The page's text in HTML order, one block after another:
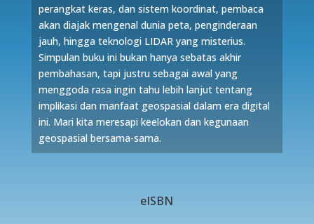
perangkat keras, dan sistem koordinat, pembaca
akan diajak mengenal dunia peta, penginderaan
jauh, hingga teknologi LIDAR yang misterius.
Simpulan buku ini bukan hanya sebatas akhir
pembahasan, tapi justru sebagai awal yang
menggoda rasa ingin tahu lebih lanjut tentang
implikasi dan manfaat geospasial dalam era digital
ini. Mari kita meresapi keelokan dan kegunaan
geospasial bersama-sama.
eISBN